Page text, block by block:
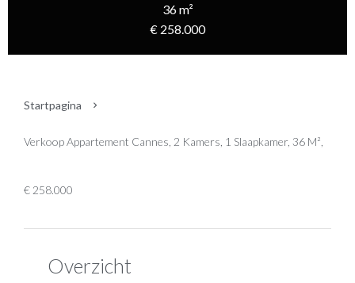
36 m²
€ 258.000
Startpagina
Verkoop Appartement Cannes, 2 Kamers, 1 Slaapkamer, 36 M²,
€ 258.000
Overzicht